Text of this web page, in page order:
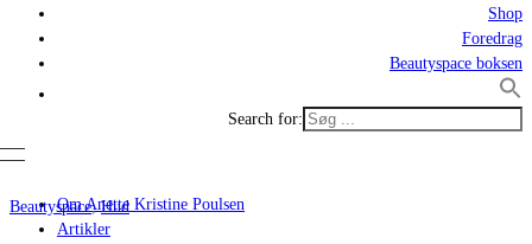
Shop
Foredrag
Beautyspace boksen
Search for:
Om Anette Kristine Poulsen
Artikler
Beautyspace,Hud